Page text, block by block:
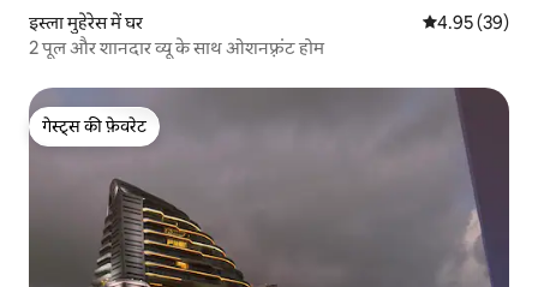
इस्ला मुहेरेस में घर औसत रेटिंग 5 में
4.95 (39)
2 पूल और शानदार व्यू के साथ ओशनफ़्रंट होम
गेस्ट्स की फ़ेवरेट
गेस्ट्स की फ़ेवरेट